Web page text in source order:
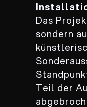
Das
sondern
Teil der